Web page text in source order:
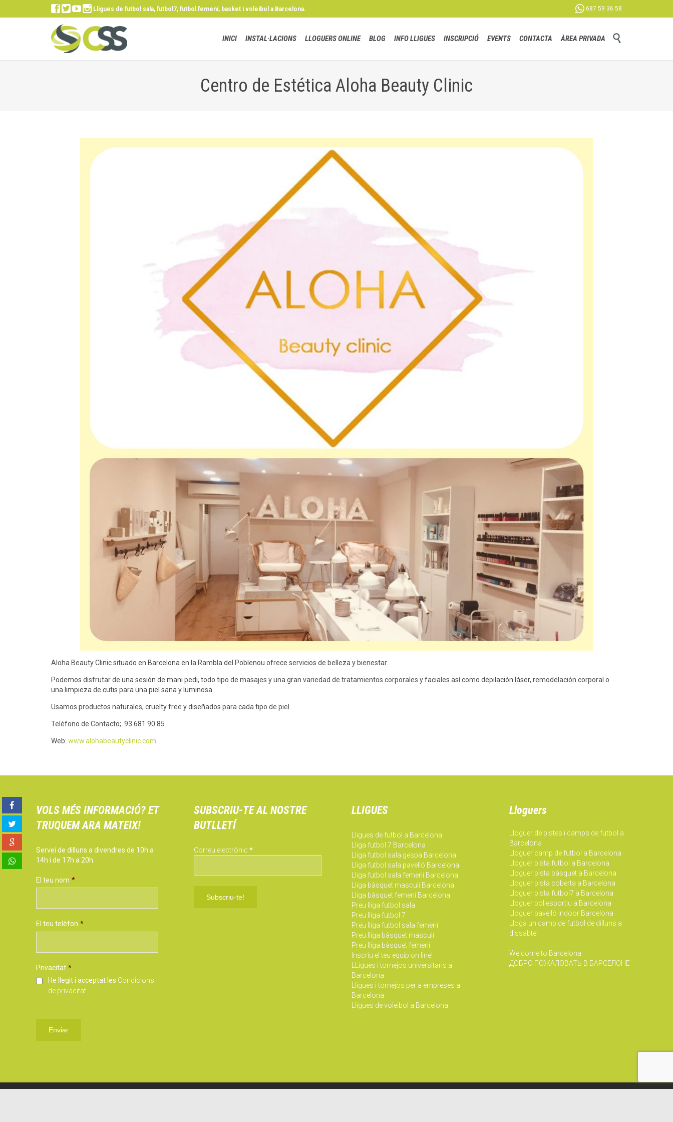
 Lligues de futbol sala, futbol7, futbol femení, basket i voleibol a Barcelona.  687 59 36 58
to
INICI INSTAL·LACIONS LLOGUERS ONLINE BLOG INFO LLIGUES INSCRIPCIÓ EVENTS CONTACTA ÀREA PRIVADA 
Centro de Estética Aloha Beauty Clinic
Aloha Beauty Clinic situado en Barcelona en la Rambla del Poblenou ofrece servicios de belleza y bienestar.
Podemos disfrutar de una sesión de mani pedi, todo tipo de masajes y una gran variedad de tratamientos corporales y faciales así como depilación láser, remodelación corporal o
una limpieza de cutis para una piel sana y luminosa.
Usamos productos naturales, cruelty free y diseñados para cada tipo de piel.
Teléfono de Contacto; 93 681 90 85
Web: www.alohabeautyclinic.com
VOLS MÉS INFORMACIÓ? ET
TRUQUEM ARA MATEIX!
Servei de dilluns a divendres de 10h a
14h i de 17h a 20h.
El teu nom *
El teu telèfon *
Privacitat *
He llegit i acceptat les Condicions
de privacitat
SUBSCRIU-TE AL NOSTRE
BUTLLETÍ
Correu electrònic *
LLIGUES
Lligues de futbol a Barcelona
Lliga futbol 7 Barcelona
Lliga futbol sala gespa Barcelona
Lliga futbol sala pavelló Barcelona
Lliga futbol sala femení Barcelona
Lliga bàsquet masculí Barcelona
Lliga bàsquet femení Barcelona
Preu lliga futbol sala
Preu lliga futbol 7
Preu lliga futbol sala femení
Preu lliga bàsquet masculí
Preu lliga bàsquet femení
Inscriu el teu equip on line!
LLigues i tornejos universitaris a
Barcelona
Lligues i tornejos per a empreses a
Barcelona
Lligues de voleibol a Barcelona
Lloguers
Lloguer de pistes i camps de futbol a
Barcelona
Lloguer camp de futbol a Barcelona
Lloguer pista futbol a Barcelona
Lloguer pista bàsquet a Barcelona
Lloguer pista coberta a Barcelona
Lloguer pista futbol7 a Barcelona
Lloguer poliesportiu a Barcelona
Lloguer pavelló indoor Barcelona
Lloga un camp de futbol de dilluns a
dissabte!
Welcome to Barcelona
ДОБРО ПОЖАЛОВАТЬ В БАРСЕЛОНЕ